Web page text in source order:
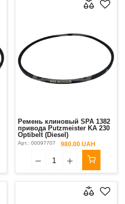
Ремень клиновый SPA 1382
привода Putzmeister KA 230
Optibelt (Diesel)
Арт.: 00097707 980.00 UAH